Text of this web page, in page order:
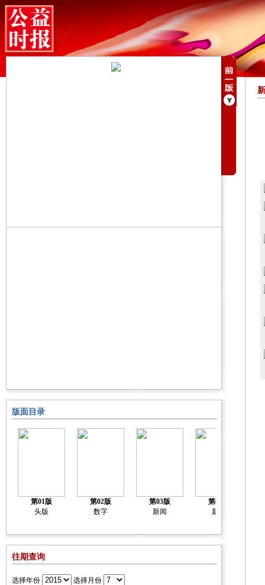
版面目录
第01版
头版
第02版
数字
第03版
新闻
第04版
新闻
往期查询
选择年份 选择月份